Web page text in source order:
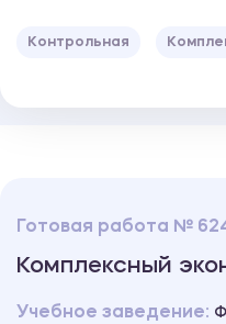
Контрольная
Готовая работа №
Комплексный
Учебное заведение: